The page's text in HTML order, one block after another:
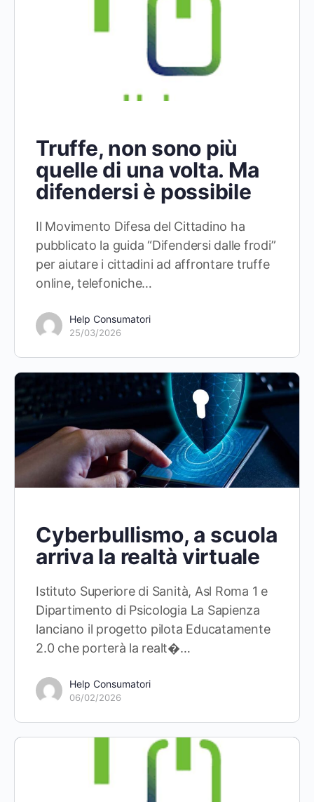
Truffe, non sono più
quelle di una volta. Ma
difendersi è possibile
Il Movimento Difesa del Cittadino ha
pubblicato la guida “Difendersi dalle frodi”
per aiutare i cittadini ad affrontare truffe
online, telefoniche…
Help Consumatori
25/03/2026
Cyberbullismo, a scuola
arriva la realtà virtuale
Istituto Superiore di Sanità, Asl Roma 1 e
Dipartimento di Psicologia La Sapienza
lanciano il progetto pilota Educatamente
2.0 che porterà la realt�…
Help Consumatori
06/02/2026